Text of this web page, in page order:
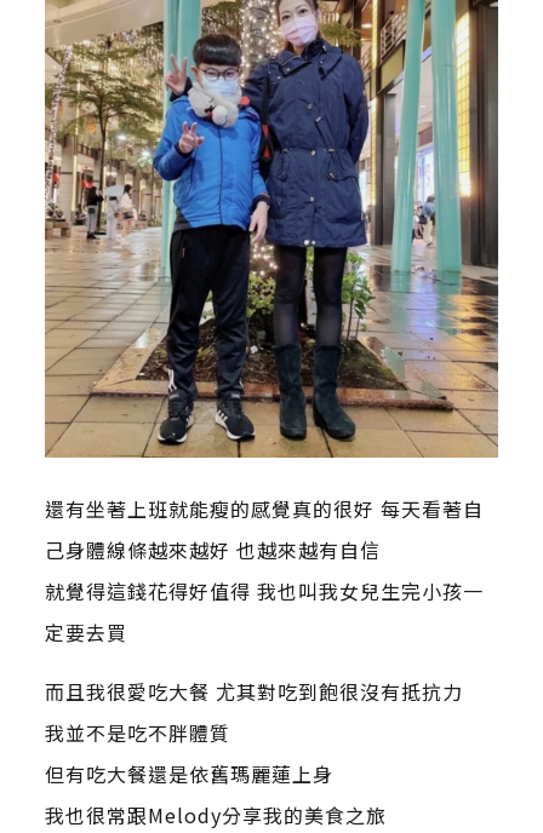
還有坐著上班就能瘦的感覺真的很好 每天看著自
己身體線條越來越好 也越來越有自信
就覺得這錢花得好值得 我也叫我女兒生完小孩一
定要去買
而且我很愛吃大餐 尤其對吃到飽很沒有抵抗力
我並不是吃不胖體質
但有吃大餐還是依舊瑪麗蓮上身
我也很常跟Melody分享我的美食之旅